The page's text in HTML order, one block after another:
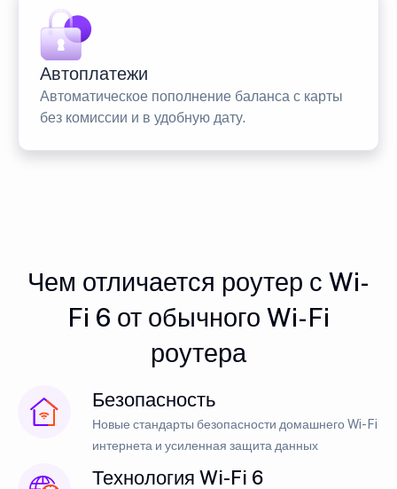
Автоплатежи
Автоматическое пополнение баланса с карты
без комиссии и в удобную дату.
Чем отличается роутер с Wi-
Fi 6 от обычного Wi-Fi
роутера
Безопасность
Новые стандарты безопасности домашнего Wi-Fi
интернета и усиленная защита данных
Технология Wi-Fi 6